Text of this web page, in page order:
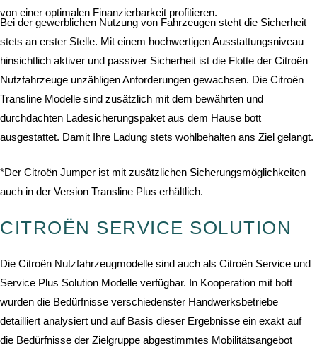
von einer optimalen Finanzierbarkeit profitieren.
Bei der gewerblichen Nutzung von Fahrzeugen steht die Sicherheit
stets an erster Stelle. Mit einem hochwertigen Ausstattungsniveau
hinsichtlich aktiver und passiver Sicherheit ist die Flotte der Citroën
Nutzfahrzeuge unzähligen Anforderungen gewachsen. Die Citroën
Transline Modelle sind zusätzlich mit dem bewährten und
durchdachten Ladesicherungspaket aus dem Hause bott
ausgestattet. Damit Ihre Ladung stets wohlbehalten ans Ziel gelangt.
*Der Citroën Jumper ist mit zusätzlichen Sicherungsmöglichkeiten
auch in der Version Transline Plus erhältlich.
CITROËN SERVICE SOLUTION
Die Citroën Nutzfahrzeugmodelle sind auch als Citroën Service und
Service Plus Solution Modelle verfügbar. In Kooperation mit bott
wurden die Bedürfnisse verschiedenster Handwerksbetriebe
detailliert analysiert und auf Basis dieser Ergebnisse ein exakt auf
die Bedürfnisse der Zielgruppe abgestimmtes Mobilitätsangebot